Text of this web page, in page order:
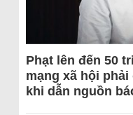
Phạt lên đến 50
mạng xã hội
khi dẫn nguồn